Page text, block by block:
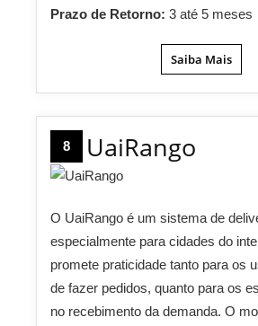
Prazo de Retorno: 3 até 5 meses
Saiba Mais
8 UaiRango
O UaiRango é um sistema de
especialmente para cidades do
promete praticidade tanto para os
de fazer pedidos, quanto para os
no recebimento da demanda. O